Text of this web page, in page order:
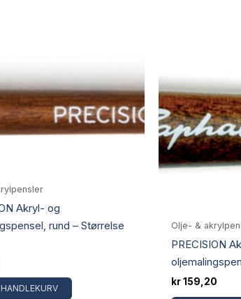
Akryl- og
rund – Størrelse
Olje- &
PRECISION
kr159,20